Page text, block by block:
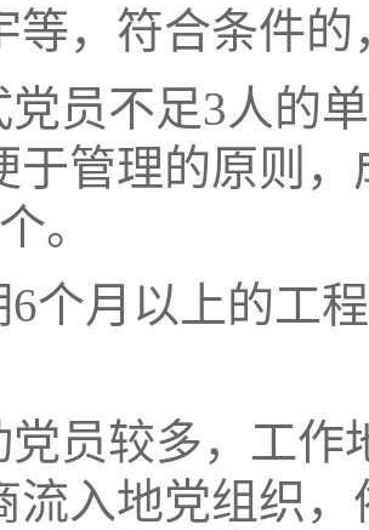
等，符合条件
党员不足3人的
于管理的原则
。
6个月以上的工
党员较多，工作
流入地党组织